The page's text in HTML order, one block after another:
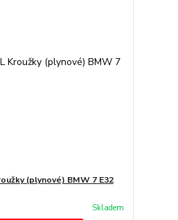
(plynové) BMW 7 E32
Skladem